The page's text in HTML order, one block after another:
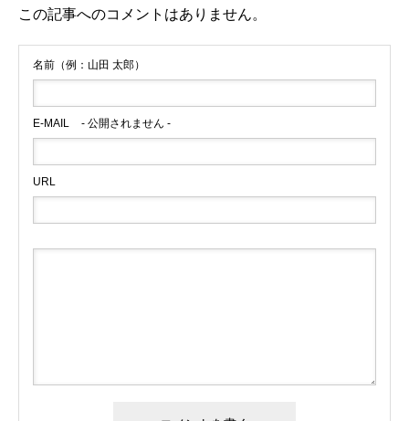
この記事へのコメントはありません。
名前（例：山田 太郎）
E-MAIL - 公開されません -
URL